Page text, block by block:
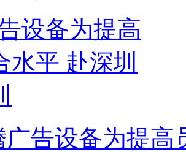
广告设备为提高